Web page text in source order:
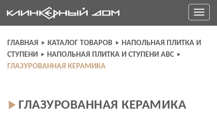
to
content
Toggle
ГЛАВНАЯ КАТАЛОГ ТОВАРОВ
НАПОЛЬНАЯ ПЛИТКА И
СТУПЕНИ
НАПОЛЬНАЯ ПЛИТКА И СТУПЕНИ ABC
ГЛАЗУРОВАННАЯ КЕРАМИКА
ГЛАЗУРОВАННАЯ КЕРАМИКА